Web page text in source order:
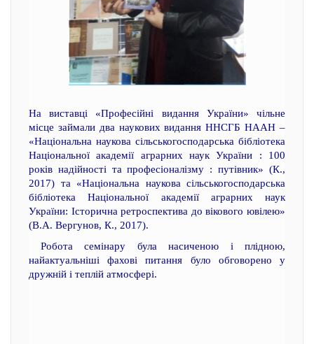
На виставці «Професійні видання України» чільне
місце займали два наукових видання ННСГБ НААН –
«Національна наукова сільськогосподарська бібліотека
Національної академії аграрних наук України : 100
років надійності та професіоналізму : путівник» (К.,
2017) та «Національна наукова сільськогосподарська
бібліотека Національної академії аграрних наук
України: Історична ретроспектива до вікового ювілею»
(В.А. Вергунов, К., 2017).
Робота семінару була насиченою і плідною,
найактуальніші фахові питання було обговорено у
дружній і теплій атмосфері.